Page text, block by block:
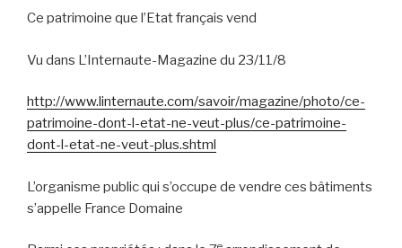
Ce patrimoine que l’Etat français vend
Vu dans L’Internaute-Magazine du 23/11/8
http://www.linternaute.com/savoir/magazine/photo/ce-
patrimoine-dont-l-etat-ne-veut-plus/ce-patrimoine-
dont-l-etat-ne-veut-plus.shtml
L’organisme public qui s’occupe de vendre ces bâtiments
s’appelle France Domaine